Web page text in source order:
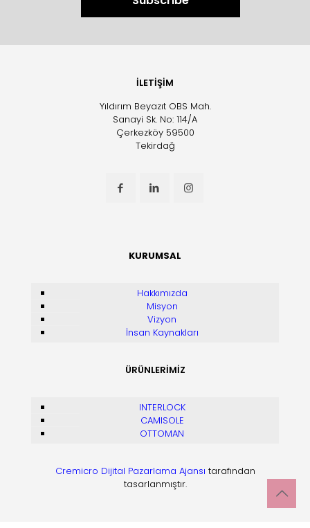
İLETİŞİM
Yıldırım Beyazıt OBS Mah.
Sanayi Sk. No: 114/A
Çerkezköy 59500
Tekirdağ
KURUMSAL
Hakkımızda
Misyon
Vizyon
İnsan Kaynakları
ÜRÜNLERİMİZ
INTERLOCK
CAMISOLE
OTTOMAN
Cremicro Dijital Pazarlama Ajansı tarafından
tasarlanmıştır.